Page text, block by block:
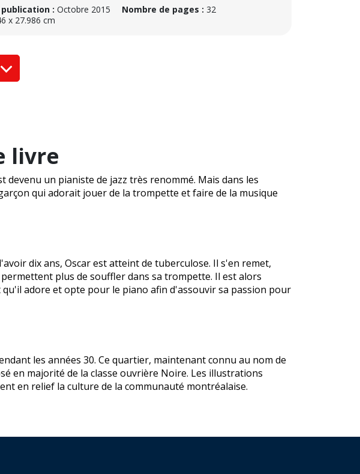
: Octobre 2015 Nombre de pages : 32
x 27.986 cm
livre
devenu un pianiste de jazz très renommé. Mais dans les
qui adorait jouer de la trompette et faire de la musique
dix ans, Oscar est atteint de tuberculose. Il s'en remet,
plus de souffler dans sa trompette. Il est alors
adore et opte pour le piano afin d'assouvir sa passion pour
les années 30. Ce quartier, maintenant connu au nom de
en majorité de la classe ouvrière Noire. Les illustrations
en relief la culture de la communauté montréalaise.